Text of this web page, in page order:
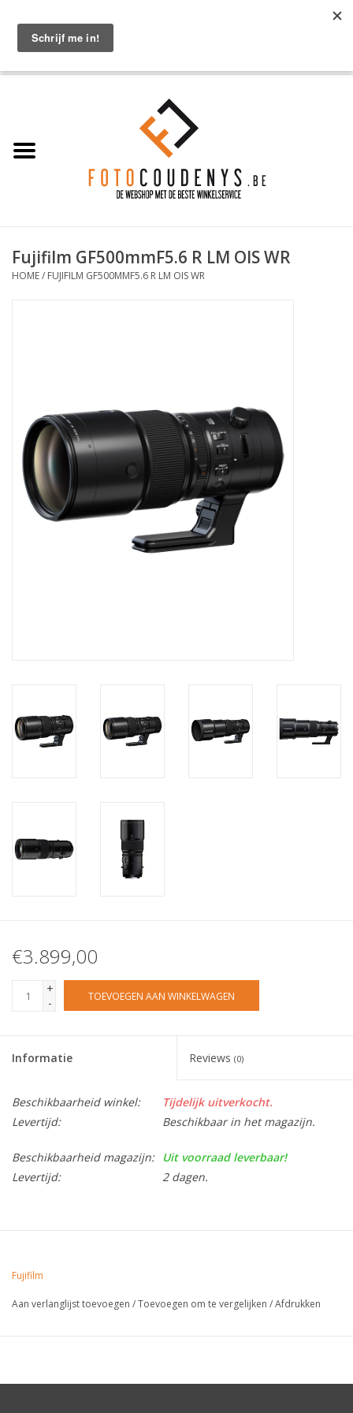
OPGELET: pasfoto's zijn enkel op afspraak!!! Maak online een afspraak via
Home
PROMO
Fujifilm GF500mmF5.6 R LM OIS WR
HOME/ FUJIFILM GF500MMF5.6 R LM OIS WR
€3.899,00
+
-
TOEVOEGEN AAN WINKELWAGEN
Informatie Reviews (0)
Beschikbaarheid winkel:
Tijdelijk uitverkocht.
Levertijd:
Beschikbaar in het magazijn.
Beschikbaarheid magazijn:
Uit voorraad leverbaar!
Levertijd:
2 dagen.
Fujifilm
Aan verlanglijst toevoegen /Toevoegen om te vergelijken /Afdrukken